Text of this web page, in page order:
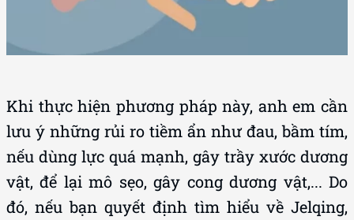
Khi thực hiện phương pháp này, anh em cần
lưu ý những rủi ro tiềm ẩn như đau, bầm tím,
nếu dùng lực quá mạnh, gây trầy xước dương
vật, để lại mô sẹo, gây cong dương vật,... Do
đó, nếu bạn quyết định tìm hiểu về Jelqing,